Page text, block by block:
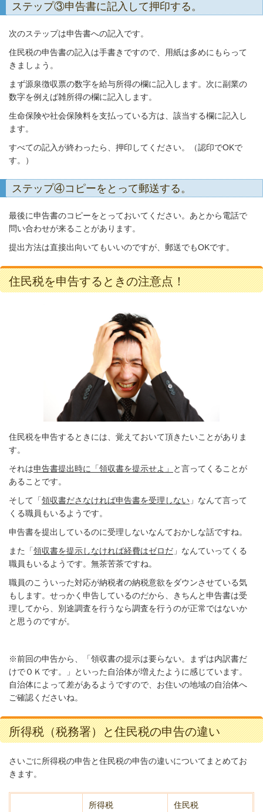
ステップ③申告書に記入して押印する。
次のステップは申告書への記入です。
住民税の申告書の記入は手書きですので、用紙は多めにもらって
きましょう。
まず源泉徴収票の数字を給与所得の欄に記入します。次に副業の
数字を例えば雑所得の欄に記入します。
生命保険や社会保険料を支払っている方は、該当する欄に記入し
ます。
すべての記入が終わったら、押印してください。（認印でOKで
す。）
ステップ④コピーをとって郵送する。
最後に申告書のコピーをとっておいてください。あとから電話で
問い合わせが来ることがあります。
提出方法は直接出向いてもいいのですが、郵送でもOKです。
住民税を申告するときの注意点！
住民税を申告するときには、覚えておいて頂きたいことがありま
す。
それは申告書提出時に「領収書を提示せよ」
と言ってくることが
あることです。
そして「領収書ださなければ申告書を受理しない 」なんて言って
くる職員もいるようです。
申告書を提出しているのに受理しないなんておかしな話ですね。
また「領収書を提示しなければ経費はゼロだ 」なんていってくる
職員もいるようです。無茶苦茶ですね。
職員のこういった対応が納税者の納税意欲をダウンさせている気
もします。せっかく申告しているのだから、きちんと申告書は受
理してから、別途調査を行うなら調査を行うのが正常ではないか
と思うのですが。
※前回の申告から、「領収書の提示は要らない。まずは内訳書だ
けでＯＫです。」といった自治体が増えたように感じています。
自治体によって差があるようですので、お住いの地域の自治体へ
ご確認くださいね。
所得税（税務署）と住民税の申告の違い
さいごに所得税の申告と住民税の申告の違いについてまとめてお
きます。
所得税 住民税